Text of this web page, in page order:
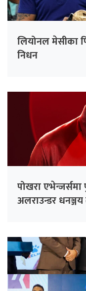
लियोनल मेसीका
निधन
पोखरा
अलराउन्डर